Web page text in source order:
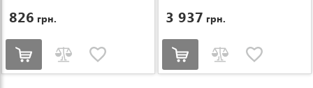
826 грн. 3 937 грн.